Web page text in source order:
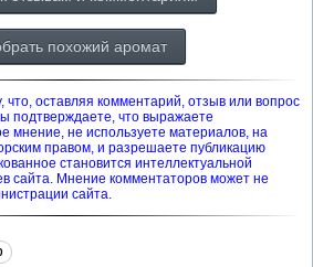
похожий аромат
что, оставляя комментарий, отзыв или вопрос
подтверждаете, что выражаете
мнение, не используете материалов, на
правом, и разрешаете публикацию
становится интеллектуальной
сайта. Мнение комментаторов может не
сайта.